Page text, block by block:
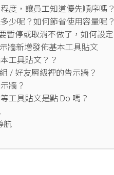
度，讓員工知道優先順序嗎？
少呢？如何節省使用容量呢？
暫停或取消不做了，如何設定
牆新增發佈基本工具貼文
工具貼文？？
/ 好友層級裡的告示牆？
牆？
工具貼文是點 Do 嗎？
航